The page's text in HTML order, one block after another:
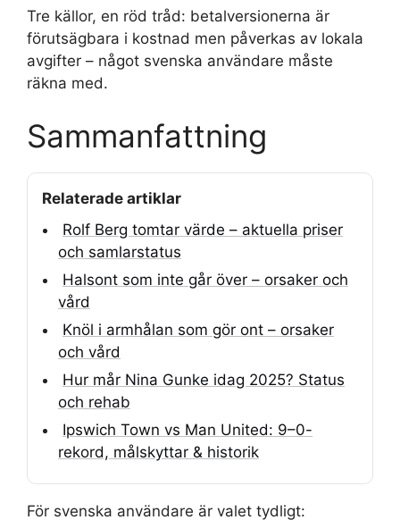
Tre källor, en röd tråd: betalversionerna är
förutsägbara i kostnad men påverkas av lokala
avgifter – något svenska användare måste
räkna med.
Sammanfattning
Relaterade artiklar
Rolf Berg tomtar värde – aktuella priser
och samlarstatus
Halsont som inte går över – orsaker och
vård
Knöl i armhålan som gör ont – orsaker
och vård
Hur mår Nina Gunke idag 2025? Status
och rehab
Ipswich Town vs Man United: 9–0-
rekord, målskyttar & historik
För svenska användare är valet tydligt: